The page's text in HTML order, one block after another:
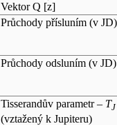
Vektor Q [z]
Průchody přísluním (v JD)
Průchody odsluním (v JD)
Tisserandův parametr – TJ
(vztažený k Jupiteru)